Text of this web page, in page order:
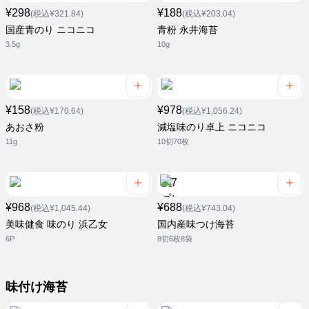
¥298(税込¥321.84)
国産青のり ニコニコ
3.5g
¥188(税込¥203.04)
青粉 永井海苔
10g
¥158(税込¥170.64)
あおさ粉
11g
¥978(税込¥1,056.24)
減塩味のり卓上 ニコニコ
10切70枚
¥968(税込¥1,045.44)
美味健食 味のり 浜乙女
6P
¥688(税込¥743.04)
国内産味つけ海苔
8切6枚8袋
味付け海苔